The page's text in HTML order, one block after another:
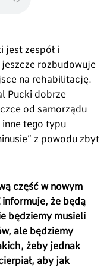
jest zespół i
rozbudowuje
na rehabilitację.
Pucki dobrze
od samorządu
tego typu
z powodu zbyt
część w nowym
że będą
będziemy musieli
ale będziemy
żeby jednak
aby jak